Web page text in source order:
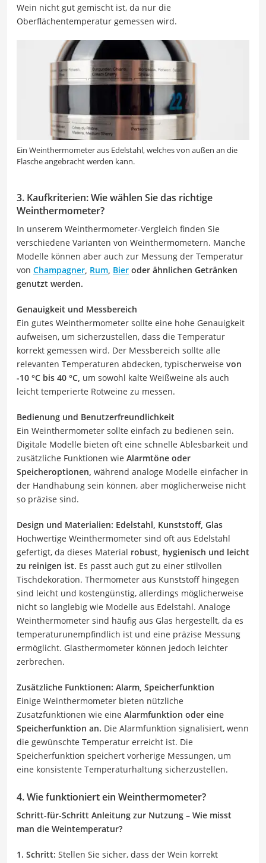
Wein nicht gut gemischt ist, da nur die
Oberflächentemperatur gemessen wird.
Ein Weinthermometer aus Edelstahl, welches von außen an die
Flasche angebracht werden kann.
3. Kaufkriterien: Wie wählen Sie das richtige
Weinthermometer?
In unserem Weinthermometer-Vergleich finden Sie
verschiedene Varianten von Weinthermometern. Manche
Modelle können aber auch zur Messung der Temperatur
von Champagner, Rum, Bier oder ähnlichen Getränken
genutzt werden.
Genauigkeit und Messbereich
Ein gutes Weinthermometer sollte eine hohe Genauigkeit
aufweisen, um sicherzustellen, dass die Temperatur
korrekt gemessen wird. Der Messbereich sollte alle
relevanten Temperaturen abdecken, typischerweise von
-10 °C bis 40 °C, um sowohl kalte Weißweine als auch
leicht temperierte Rotweine zu messen.
Bedienung und Benutzerfreundlichkeit
Ein Weinthermometer sollte einfach zu bedienen sein.
Digitale Modelle bieten oft eine schnelle Ablesbarkeit und
zusätzliche Funktionen wie Alarmtöne oder
Speicheroptionen, während analoge Modelle einfacher in
der Handhabung sein können, aber möglicherweise nicht
so präzise sind.
Design und Materialien: Edelstahl, Kunststoff, Glas
Hochwertige Weinthermometer sind oft aus Edelstahl
gefertigt, da dieses Material robust, hygienisch und leicht
zu reinigen ist. Es passt auch gut zu einer stilvollen
Tischdekoration. Thermometer aus Kunststoff hingegen
sind leicht und kostengünstig, allerdings möglicherweise
nicht so langlebig wie Modelle aus Edelstahl. Analoge
Weinthermometer sind häufig aus Glas hergestellt, da es
temperaturunempfindlich ist und eine präzise Messung
ermöglicht. Glasthermometer können jedoch leichter
zerbrechen.
Zusätzliche Funktionen: Alarm, Speicherfunktion
Einige Weinthermometer bieten nützliche
Zusatzfunktionen wie eine Alarmfunktion oder eine
Speicherfunktion an. Die Alarmfunktion signalisiert, wenn
die gewünschte Temperatur erreicht ist. Die
Speicherfunktion speichert vorherige Messungen, um
eine konsistente Temperaturhaltung sicherzustellen.
4. Wie funktioniert ein Weinthermometer?
Schritt-für-Schritt Anleitung zur Nutzung – Wie misst
man die Weintemperatur?
1. Schritt: Stellen Sie sicher, dass der Wein korrekt